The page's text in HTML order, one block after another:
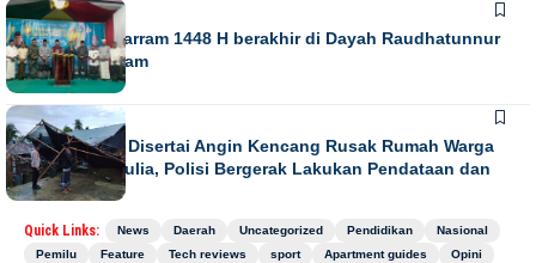
NEWS
Gebyar Muharram 1448 H berakhir di Dayah Raudhatunnur
Alharuni Nisam
NEWS
Hujan Lebat Disertai Angin Kencang Rusak Rumah Warga
di Meurah Mulia, Polisi Bergerak Lakukan Pendataan dan
Koordinasi
Quick Links: News Daerah Uncategorized Pendidikan
Nasional
Pemilu
Feature Tech reviews sport Apartment guides
Opini